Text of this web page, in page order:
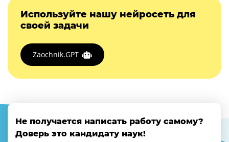
Используйте нашу нейросеть для
своей задачи
Zaochnik.GPT
Не получается написать работу самому?
Доверь это кандидату наук!